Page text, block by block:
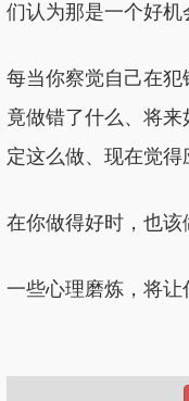
们认为那是一个好机
每当你察觉自己在
竟做错了什么、将
定这么做、现在觉得
在你做得好时，也该
一些心理磨炼，将让